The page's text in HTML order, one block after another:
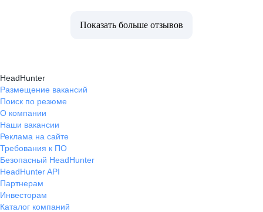
Показать больше отзывов
HeadHunter
Размещение вакансий
Поиск по резюме
О компании
Наши вакансии
Реклама на сайте
Требования к ПО
Безопасный HeadHunter
HeadHunter API
Партнерам
Инвесторам
Каталог компаний